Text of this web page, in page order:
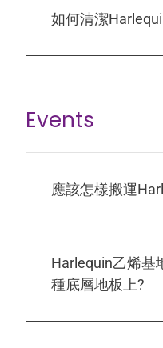
如何清潔
Events
應該怎樣搬運
Harlequin乙烯基
種底層地板上?